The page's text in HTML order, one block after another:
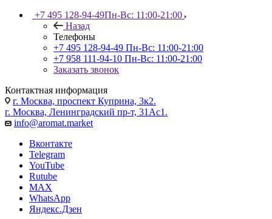
+7 495 128-94-49Пн-Вс: 11:00-21:00
Назад
Телефоны
+7 495 128-94-49 Пн-Вс: 11:00-21:00
+7 958 111-94-10 Пн-Вс: 11:00-21:00
Заказать звонок
Контактная информация
г. Москва, проспект Куприна, 3к2.
г. Москва, Ленинградский пр-т, 31Ас1.
info@aromat.market
Вконтакте
Telegram
YouTube
Rutube
MAX
WhatsApp
Яндекс.Дзен